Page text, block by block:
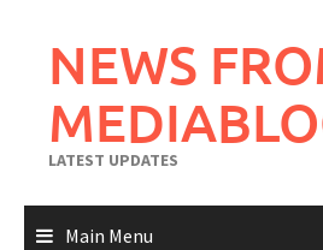
contentNEWS
LATEST UPDATES
Main Menu